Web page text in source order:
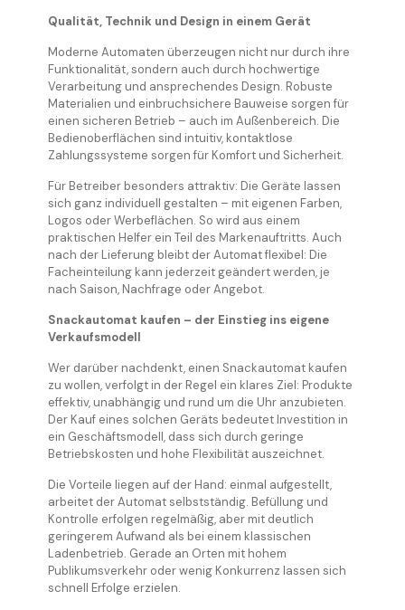
Qualität, Technik und Design in einem Gerät
Moderne Automaten überzeugen nicht nur durch ihre
Funktionalität, sondern auch durch hochwertige
Verarbeitung und ansprechendes Design. Robuste
Materialien und einbruchsichere Bauweise sorgen für
einen sicheren Betrieb – auch im Außenbereich. Die
Bedienoberflächen sind intuitiv, kontaktlose
Zahlungssysteme sorgen für Komfort und Sicherheit.
Für Betreiber besonders attraktiv: Die Geräte lassen
sich ganz individuell gestalten – mit eigenen Farben,
Logos oder Werbeflächen. So wird aus einem
praktischen Helfer ein Teil des Markenauftritts. Auch
nach der Lieferung bleibt der Automat flexibel: Die
Facheinteilung kann jederzeit geändert werden, je
nach Saison, Nachfrage oder Angebot.
Snackautomat kaufen – der Einstieg ins eigene
Verkaufsmodell
Wer darüber nachdenkt, einen Snackautomat kaufen
zu wollen, verfolgt in der Regel ein klares Ziel: Produkte
effektiv, unabhängig und rund um die Uhr anzubieten.
Der Kauf eines solchen Geräts bedeutet Investition in
ein Geschäftsmodell, dass sich durch geringe
Betriebskosten und hohe Flexibilität auszeichnet.
Die Vorteile liegen auf der Hand: einmal aufgestellt,
arbeitet der Automat selbstständig. Befüllung und
Kontrolle erfolgen regelmäßig, aber mit deutlich
geringerem Aufwand als bei einem klassischen
Ladenbetrieb. Gerade an Orten mit hohem
Publikumsverkehr oder wenig Konkurrenz lassen sich
schnell Erfolge erzielen.